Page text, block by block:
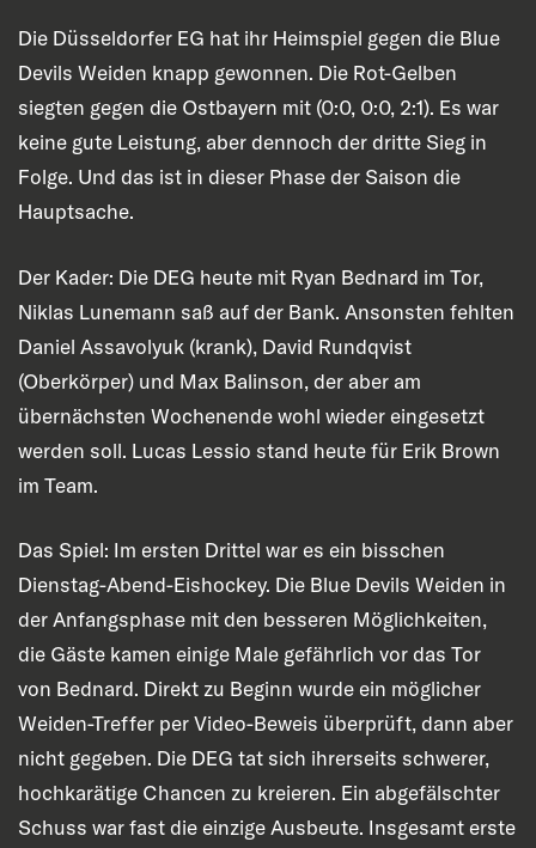
Die Düsseldorfer EG hat ihr Heimspiel gegen die Blue
Devils Weiden knapp gewonnen. Die Rot-Gelben
siegten gegen die Ostbayern mit (0:0, 0:0, 2:1). Es war
keine gute Leistung, aber dennoch der dritte Sieg in
Folge. Und das ist in dieser Phase der Saison die
Hauptsache.
Der Kader: Die DEG heute mit Ryan Bednard im Tor,
Niklas Lunemann saß auf der Bank. Ansonsten fehlten
Daniel Assavolyuk (krank), David Rundqvist
(Oberkörper) und Max Balinson, der aber am
übernächsten Wochenende wohl wieder eingesetzt
werden soll. Lucas Lessio stand heute für Erik Brown
im Team.
Das Spiel: Im ersten Drittel war es ein bisschen
Dienstag-Abend-Eishockey. Die Blue Devils Weiden in
der Anfangsphase mit den besseren Möglichkeiten,
die Gäste kamen einige Male gefährlich vor das Tor
von Bednard. Direkt zu Beginn wurde ein möglicher
Weiden-Treffer per Video-Beweis überprüft, dann aber
nicht gegeben. Die DEG tat sich ihrerseits schwerer,
hochkarätige Chancen zu kreieren. Ein abgefälschter
Schuss war fast die einzige Ausbeute. Insgesamt erste